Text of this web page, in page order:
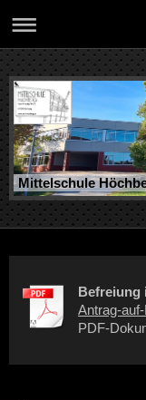
Mittelschule
Befreiung
Antrag-
PDF-